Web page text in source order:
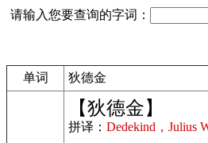
请输入您要查询的字词：
单词 狄德金
【狄德金】
拼译： Dedekind，Julius